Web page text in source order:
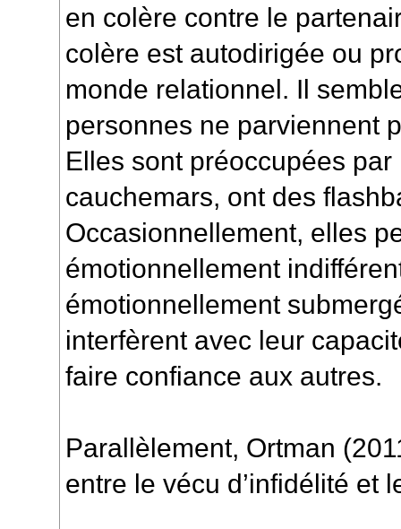
en colère contre le
colère est autodirigée ou
monde relationnel. Il
personnes ne parviennent
Elles sont préoccupées par
cauchemars, ont des
Occasionnellement, elles
émotionnellement
émotionnellement
interfèrent avec leur
faire confiance aux autres.
Parallèlement, Ortman
entre le vécu d’infidélité et